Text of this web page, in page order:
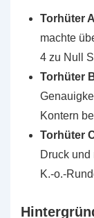
Torhüter
machte
4 zu Null
Torhüter
Kontern
Torhüter
Druck
K.-o.-